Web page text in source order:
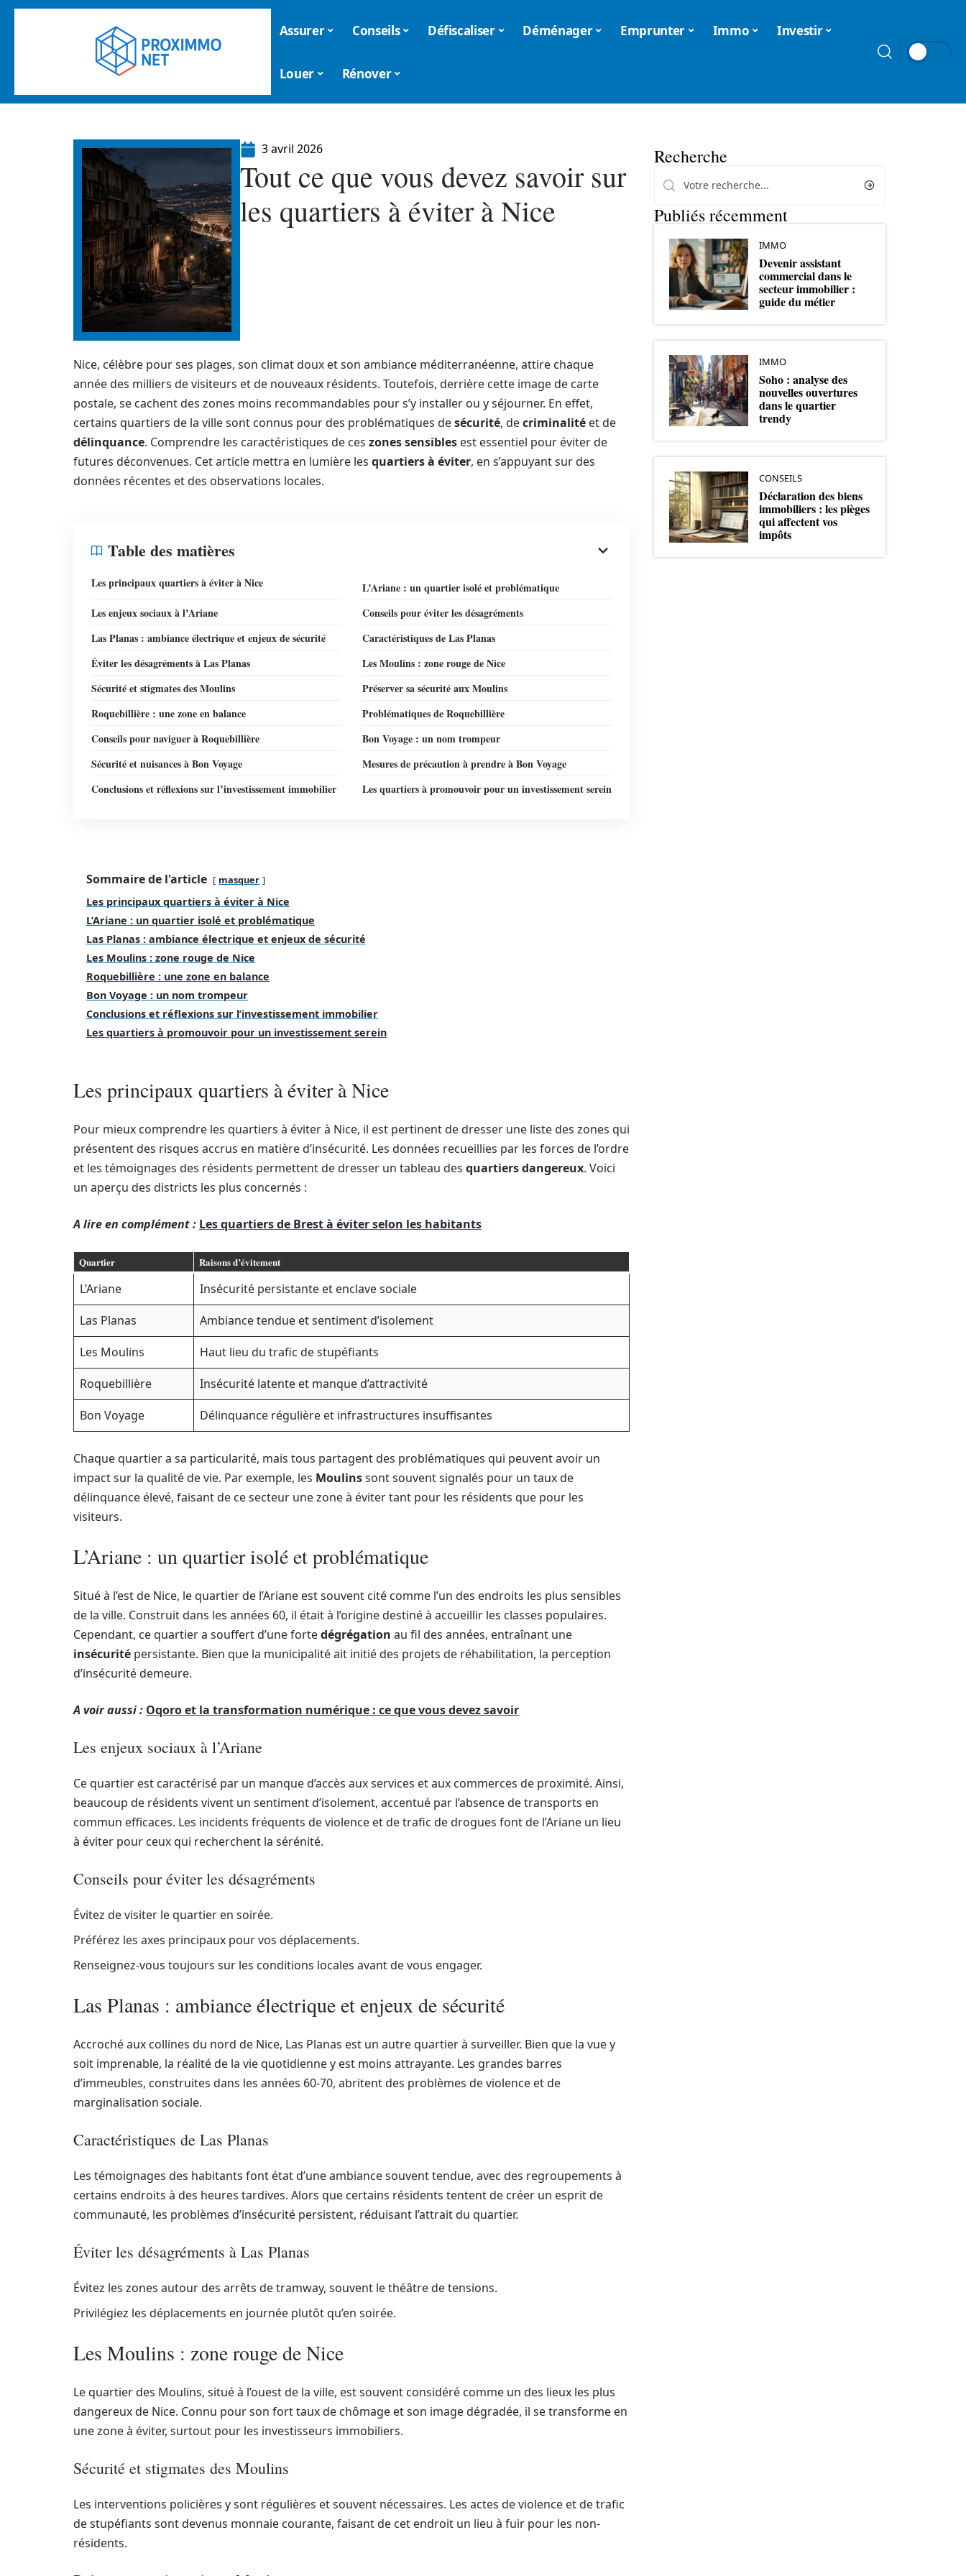
Assurer Conseils Défiscaliser Déménager Emprunter Immo Investir
Louer Rénover
3 avril 2026
Tout ce que vous devez savoir sur
les quartiers à éviter à Nice
Nice, célèbre pour ses plages, son climat doux et son ambiance méditerranéenne, attire chaque
année des milliers de visiteurs et de nouveaux résidents. Toutefois, derrière cette image de carte
postale, se cachent des zones moins recommandables pour s’y installer ou y séjourner. En effet,
certains quartiers de la ville sont connus pour des problématiques desécurité, decriminalité et de
délinquance. Comprendre les caractéristiques de ces zones sensibles est essentiel pour éviter de
futures déconvenues. Cet article mettra en lumière les quartiers à éviter, en s’appuyant sur des
données récentes et des observations locales.
Table des matières
Les principaux quartiers à éviter à Nice
L’Ariane : un quartier isolé et problématique
Les enjeux sociaux à l’Ariane
Conseils pour éviter les désagréments
Las Planas : ambiance électrique et enjeux de sécurité
Caractéristiques de Las Planas
Éviter les désagréments à Las Planas
Les Moulins : zone rouge de Nice
Sécurité et stigmates des Moulins
Préserver sa sécurité aux Moulins
Roquebillière : une zone en balance
Problématiques de Roquebillière
Conseils pour naviguer à Roquebillière
Bon Voyage : un nom trompeur
Sécurité et nuisances à Bon Voyage
Mesures de précaution à prendre à Bon Voyage
Conclusions et réflexions sur l’investissement immobilier
Les quartiers à promouvoir pour un investissement serein
Sommaire de l'article masquer
Les principaux quartiers à éviter à Nice
L’Ariane : un quartier isolé et problématique
Las Planas : ambiance électrique et enjeux de sécurité
Les Moulins : zone rouge de Nice
Roquebillière : une zone en balance
Bon Voyage : un nom trompeur
Conclusions et réflexions sur l’investissement immobilier
Les quartiers à promouvoir pour un investissement serein
Les principaux quartiers à éviter à Nice
Pour mieux comprendre les quartiers à éviter à Nice, il est pertinent de dresser une liste des zones qui
présentent des risques accrus en matière d’insécurité. Les données recueillies par les forces de l’ordre
et les témoignages des résidents permettent de dresser un tableau des quartiers dangereux. Voici
un aperçu des districts les plus concernés :
A lire en complément : Les quartiers de Brest à éviter selon les habitants
Quartier Raisons d’évitement
L’Ariane
Insécurité persistante et enclave sociale
Las Planas
Ambiance tendue et sentiment d’isolement
Les Moulins
Haut lieu du trafic de stupéfiants
Roquebillière
Insécurité latente et manque d’attractivité
Bon Voyage
Délinquance régulière et infrastructures insuffisantes
Chaque quartier a sa particularité, mais tous partagent des problématiques qui peuvent avoir un
impact sur la qualité de vie. Par exemple, les Moulinssont souvent signalés pour un taux de
délinquance élevé, faisant de ce secteur une zone à éviter tant pour les résidents que pour les
visiteurs.
L’Ariane : un quartier isolé et problématique
Situé à l’est de Nice, le quartier de l’Ariane est souvent cité comme l’un des endroits les plus sensibles
de la ville. Construit dans les années 60, il était à l’origine destiné à accueillir les classes populaires.
Cependant, ce quartier a souffert d’une fortedégrégation au fil des années, entraînant une
insécurité persistante. Bien que la municipalité ait initié des projets de réhabilitation, la perception
d’insécurité demeure.
A voir aussi : Oqoro et la transformation numérique : ce que vous devez savoir
Les enjeux sociaux à l’Ariane
Ce quartier est caractérisé par un manque d’accès aux services et aux commerces de proximité. Ainsi,
beaucoup de résidents vivent un sentiment d’isolement, accentué par l’absence de transports en
commun efficaces. Les incidents fréquents de violence et de trafic de drogues font de l’Ariane un lieu
à éviter pour ceux qui recherchent la sérénité.
Conseils pour éviter les désagréments
Évitez de visiter le quartier en soirée.
Préférez les axes principaux pour vos déplacements.
Renseignez-vous toujours sur les conditions locales avant de vous engager.
Las Planas : ambiance électrique et enjeux de sécurité
Accroché aux collines du nord de Nice, Las Planas est un autre quartier à surveiller. Bien que la vue y
soit imprenable, la réalité de la vie quotidienne y est moins attrayante. Les grandes barres
d’immeubles, construites dans les années 60-70, abritent des problèmes de violence et de
marginalisation sociale.
Caractéristiques de Las Planas
Les témoignages des habitants font état d’une ambiance souvent tendue, avec des regroupements à
certains endroits à des heures tardives. Alors que certains résidents tentent de créer un esprit de
communauté, les problèmes d’insécurité persistent, réduisant l’attrait du quartier.
Éviter les désagréments à Las Planas
Évitez les zones autour des arrêts de tramway, souvent le théâtre de tensions.
Privilégiez les déplacements en journée plutôt qu’en soirée.
Les Moulins : zone rouge de Nice
Le quartier des Moulins, situé à l’ouest de la ville, est souvent considéré comme un des lieux les plus
dangereux de Nice. Connu pour son fort taux de chômage et son image dégradée, il se transforme en
une zone à éviter, surtout pour les investisseurs immobiliers.
Sécurité et stigmates des Moulins
Les interventions policières y sont régulières et souvent nécessaires. Les actes de violence et de trafic
de stupéfiants sont devenus monnaie courante, faisant de cet endroit un lieu à fuir pour les non-
résidents.
Recherche
Publiés récemment
IMMO
Devenir assistant
commercial dans le
secteur immobilier :
guide du métier
IMMO
Soho : analyse des
nouvelles ouvertures
dans le quartier
trendy
CONSEILS
Déclaration des biens
immobiliers : les pièges
qui affectent vos
impôts